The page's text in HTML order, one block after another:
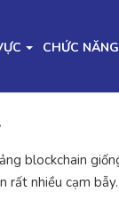
CHỨC NĂNG
blockchain
rất nhiều cạm